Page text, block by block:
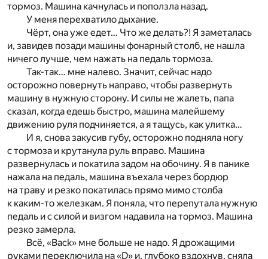
тормоз. Машина качнулась и поползла назад.
У меня перехватило дыхание.
Чёрт, она уже едет… Что же делать?! Я заметалась
и, завидев позади машины фонарный столб, не нашла
ничего лучше, чем нажать на педаль тормоза.
Так-так… мне налево. Значит, сейчас надо
осторожно повернуть направо, чтобы развернуть
машину в нужную сторону. И силы не жалеть, папа
сказал, когда едешь быстро, машина малейшему
движению руля подчиняется, а я тащусь, как улитка…
И я, снова закусив губу, осторожно подняла ногу
с тормоза и крутанула руль вправо. Машина
развернулась и покатила задом на обочину. Я в панике
нажала на педаль, машина въехала через бордюр
на траву и резко покатилась прямо мимо столба
к каким-то железкам. Я поняла, что перепутала нужную
педаль и с силой и визгом надавила на тормоз. Машина
резко замерла.
Всё, «Back» мне больше не надо. Я дрожащими
руками переключила на «D» и, глубоко вздохнув, сняла